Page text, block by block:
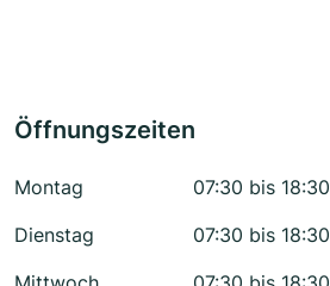
Öffnungszeiten
Montag
07:30 bis 18:30
Dienstag
07:30 bis 18:30